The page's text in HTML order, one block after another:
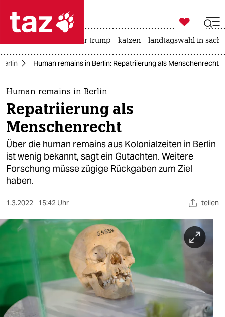
 taz zahl ich
taz zahl ich
themen
politik
öko
gesellschaft
kultur
sport
berlin
verlag
verlag

taz zahl ich
usa unter trump katzen landtagswahl in
Berlin Human remains in Berlin: Repatriierung als Menschenrecht
Human remains in Berlin
Repatriierung als
Menschenrecht
Über die human remains aus Kolonialzeiten in Berlin
ist wenig bekannt, sagt ein Gutachten. Weitere
Forschung müsse zügige Rückgaben zum Ziel
haben.
1.3.2022 15:42 Uhr teilen